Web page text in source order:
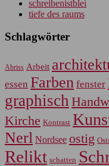
schreibenistblei
tiefe des raums
Schlagwörter
Abriss Arbeit
essen Farben fenster
graphisch
Kirche Kontrast
Nerl Nordsee ostig
Relikt schatten